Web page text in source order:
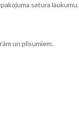
satura laukumu.
un plīsumiem.